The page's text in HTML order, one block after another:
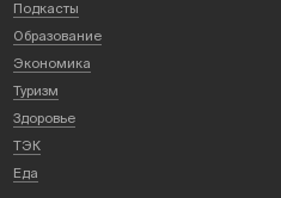
Подкасты
Образование
Экономика
Туризм
Здоровье
ТЭК
Еда